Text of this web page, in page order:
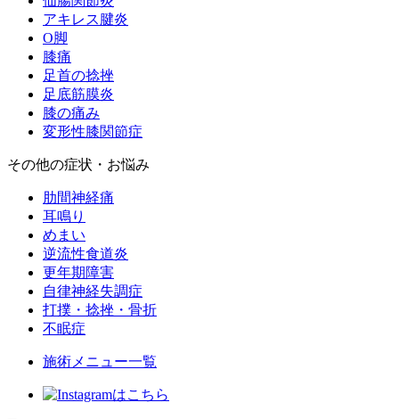
アキレス腱炎
O脚
膝痛
足首の捻挫
足底筋膜炎
膝の痛み
変形性膝関節症
その他の症状・お悩み
肋間神経痛
耳鳴り
めまい
逆流性食道炎
更年期障害
自律神経失調症
打撲・捻挫・骨折
不眠症
施術メニュー一覧